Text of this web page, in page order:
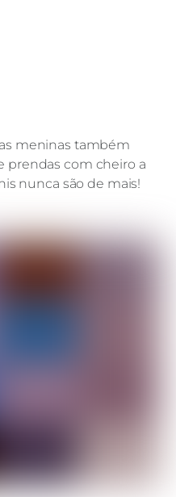
meninas também
prendas com cheiro a
nunca são de mais!